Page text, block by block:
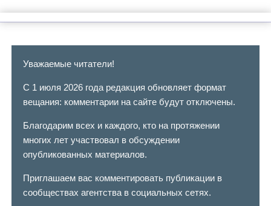
Уважаемые читатели!
С 1 июля 2026 года редакция обновляет формат
вещания: комментарии на сайте будут отключены.
Благодарим всех и каждого, кто на протяжении
многих лет участвовал в обсуждении
опубликованных материалов.
Приглашаем вас комментировать публикации в
сообществах агентства в социальных сетях.